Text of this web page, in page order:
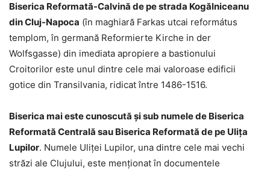
Biserica Reformată-Calvină de pe strada Kogălniceanu
din Cluj-Napoca (în maghiară Farkas utcai református
templom, în germană Reformierte Kirche in der
Wolfsgasse) din imediata apropiere a bastionului
Croitorilor este unul dintre cele mai valoroase edificii
gotice din Transilvania, ridicat între 1486-1516.
Biserica mai este cunoscută şi sub numele de Biserica
Reformată Centrală sau Biserica Reformată de pe Uliţa
Lupilor. Numele Uliţei Lupilor, una dintre cele mai vechi
străzi ale Clujului, este menţionat în documentele